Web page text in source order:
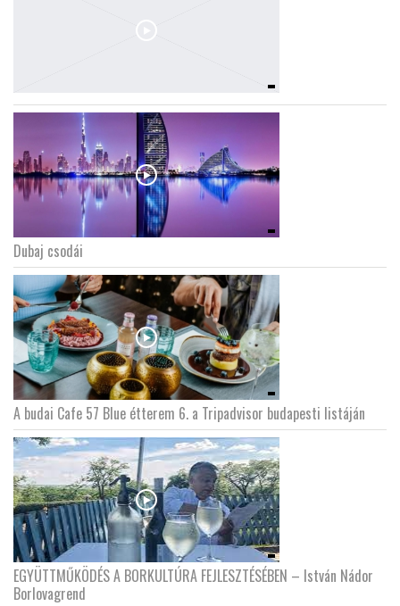
Dubaj csodái
A budai Cafe 57 Blue étterem 6. a Tripadvisor budapesti listáján
EGYÜTTMŰKÖDÉS A BORKULTÚRA FEJLESZTÉSÉBEN – István Nádor
Borlovagrend